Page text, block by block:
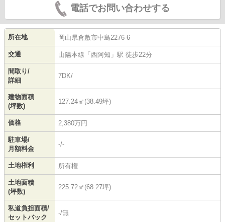
電話でお問い合わせする
所在地 岡山県倉敷市中島2276-6
交通 山陽本線 「 西阿知 」駅 徒歩22分
間取り/
詳細
7DK/
建物面積
(坪数)
127.24㎡(38.49坪)
価格 2,380万円
駐車場/
月額料金
-/-
土地権利 所有権
土地面積
(坪数)
225.72㎡(68.27坪)
私道負担面積/
セットバック
-/無